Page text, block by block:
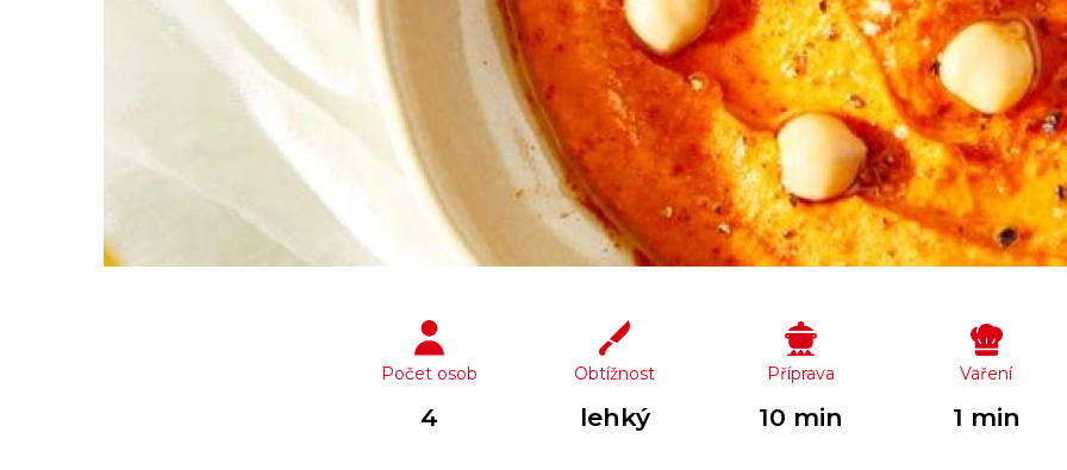
Počet osob
4
Obtížnost
lehký
Příprava
10 min
Vaření
1 min